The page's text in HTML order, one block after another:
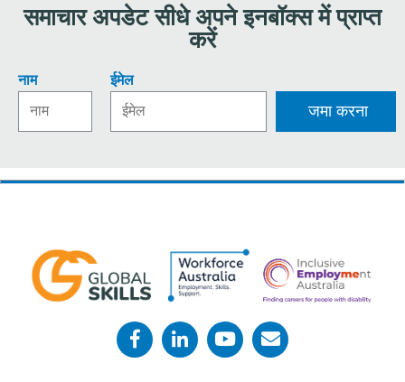
समाचार अपडेट सीधे अपने इनबॉक्स में प्राप्त
करें
नाम ईमेल